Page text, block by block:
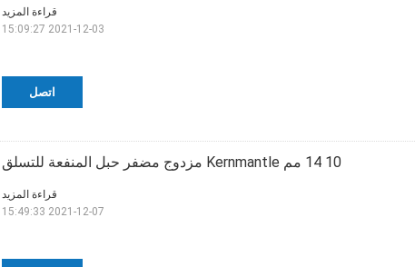
اتصل
قراءة المزيد
2021-12-03 15:09:27
10 14 مم Kernmantle مزدوج مضفر حبل المنفعة للتسلق
قراءة المزيد
2021-12-07 15:49:33